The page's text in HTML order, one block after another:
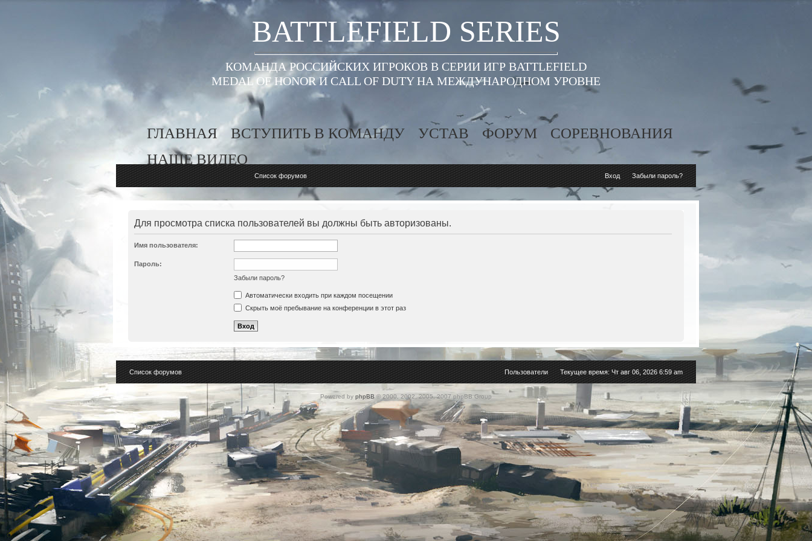
BATTLEFIELD SERIES
КОМАНДА РОССИЙСКИХ ИГРОКОВ В СЕРИИ ИГР BATTLEFIELD
MEDAL OF HONOR И CALL OF DUTY НА МЕЖДУНАРОДНОМ УРОВНЕ
ГЛАВНАЯ ВСТУПИТЬ В КОМАНДУ УСТАВ ФОРУМ
СОРЕВНОВАНИЯ
НАШЕ ВИДЕО
Список форумов Вход Забыли пароль?
Для просмотра списка пользователей вы должны быть авторизованы.
Имя пользователя:
Пароль:
Забыли пароль?
Автоматически входить при каждом посещении
Скрыть моё пребывание на конференции в этот раз
Список форумов Пользователи Текущее время: Чт авг 06, 2026 6:59 am
Powered by phpBB© 2000, 2002, 2005, 2007 phpBB Group